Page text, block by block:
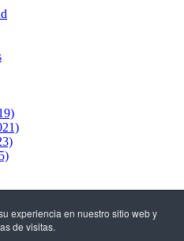
experiencia en nuestro sitio web y
de visitas.